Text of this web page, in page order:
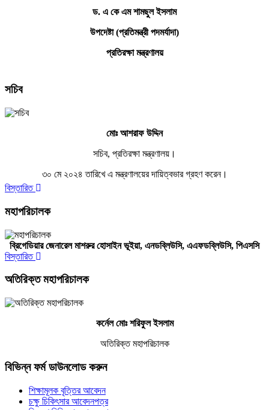
ড. এ কে এম শামছুল ইসলাম
উপদেষ্টা (প্রতিমন্ত্রী পদমর্যাদা)
প্রতিরক্ষা মন্ত্রণালয়
সচিব
মোঃ আশরাফ উদ্দিন
সচিব, প্রতিরক্ষা মন্ত্রণালয়।
৩০ মে ২০২৪ তারিখে এ মন্ত্রণালয়ের দায়িত্বভার গ্রহণ করেন।
বিস্তারিত
মহাপরিচালক
ব্রিগেডিয়ার জেনারেল মাশরুর হোসাইন ভূইয়া, এনডব্লিউসি, এএফডব্লিউসি, পিএসসি
বিস্তারিত
অতিরিক্ত মহাপরিচালক
কর্নেল মোঃ শরিফুল ইসলাম
অতিরিক্ত মহাপরিচালক
বিভিন্ন ফর্ম ডাউনলোড করুন
শিক্ষামূলক বৃত্তির আবেদন
চক্ষু চিকিৎসার আবেদনপত্র